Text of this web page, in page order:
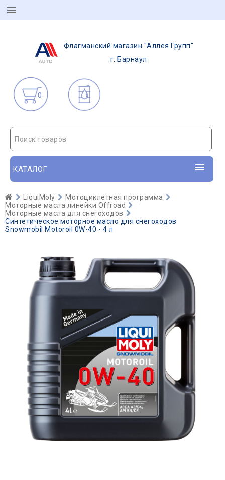
Флагманский магазин "Аллея Групп"
г. Барнаул
0
Поиск товаров
КАТАЛОГ
LiquiMoly
Мотоциклетная программа
Моторные масла линейки Offroad
Моторные масла для снегоходов
Синтетическое моторное масло для снегоходов
Snowmobil Motoroil 0W-40 - 4 л